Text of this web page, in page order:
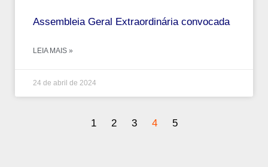
Assembleia Geral Extraordinária convocada
LEIA MAIS »
24 de abril de 2024
1 2 3 4 5